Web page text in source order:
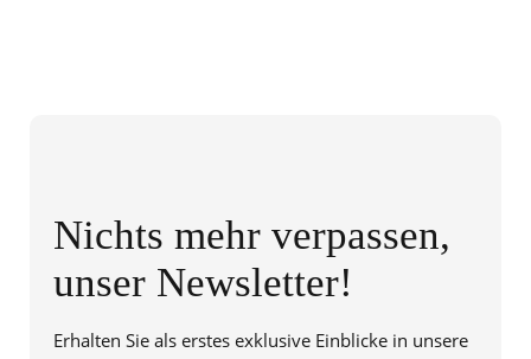
Nichts mehr verpassen,
unser Newsletter!
Erhalten Sie als erstes exklusive Einblicke in unsere